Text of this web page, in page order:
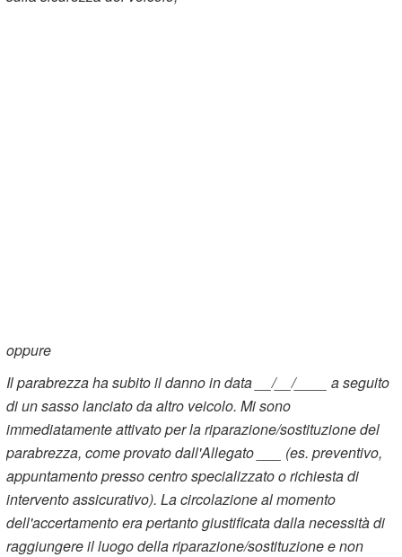
oppure
Il parabrezza ha subito il danno in data __/__/____ a seguito
di un sasso lanciato da altro veicolo. Mi sono
immediatamente attivato per la riparazione/sostituzione del
parabrezza, come provato dall'Allegato ___ (es. preventivo,
appuntamento presso centro specializzato o richiesta di
intervento assicurativo). La circolazione al momento
dell'accertamento era pertanto giustificata dalla necessità di
raggiungere il luogo della riparazione/sostituzione e non